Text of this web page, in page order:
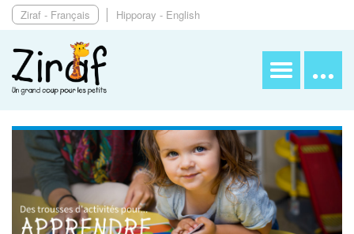
Ziraf - Français Hipporay - English